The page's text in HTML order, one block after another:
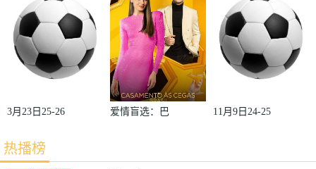
赛第2轮那不
勒斯VS皇家
马德里
对阵世界
2022
3月23日25-26
轮雷恩VS梅
爱情盲选：巴
11月9日24-25
热播榜